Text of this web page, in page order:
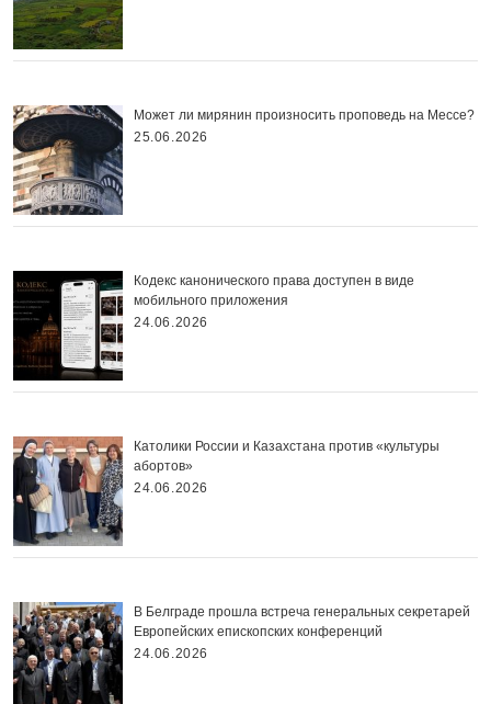
Может ли мирянин произносить проповедь на Мессе?
25.06.2026
Кодекс канонического права доступен в виде
мобильного приложения
24.06.2026
Католики России и Казахстана против «культуры
абортов»
24.06.2026
В Белграде прошла встреча генеральных секретарей
Европейских епископских конференций
24.06.2026